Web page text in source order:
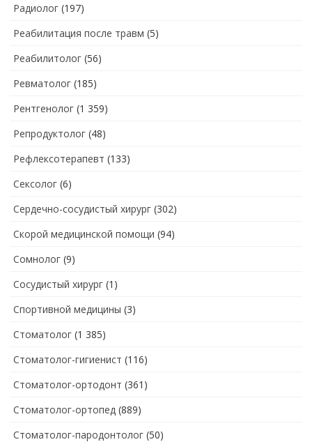
Радиолог (197)
Реабилитация после травм (5)
Реабилитолог (56)
Ревматолог (185)
Рентгенолог (1 359)
Репродуктолог (48)
Рефлексотерапевт (133)
Сексолог (6)
Сердечно-сосудистый хирург (302)
Скорой медицинской помощи (94)
Сомнолог (9)
Сосудистый хирург (1)
Спортивной медицины (3)
Стоматолог (1 385)
Стоматолог-гигиенист (116)
Стоматолог-ортодонт (361)
Стоматолог-ортопед (889)
Стоматолог-пародонтолог (50)